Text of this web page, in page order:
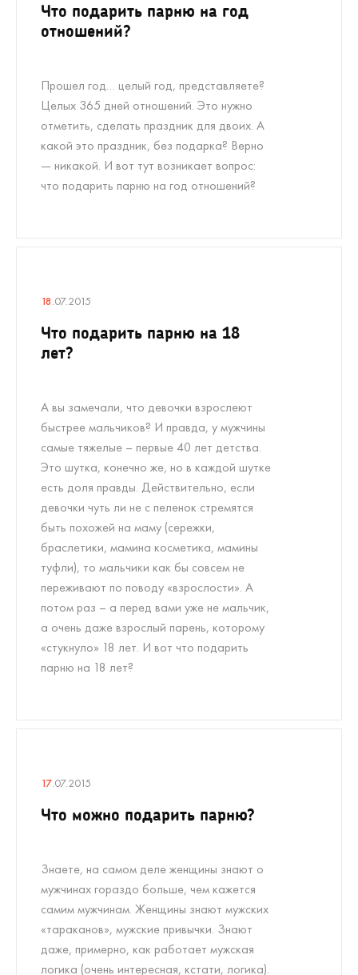
Что подарить парню на год
отношений?
Прошел год… целый год, представляете?
Целых 365 дней отношений. Это нужно
отметить, сделать праздник для двоих. А
какой это праздник, без подарка? Верно
— никакой. И вот тут возникает вопрос:
что подарить парню на год отношений?
18.07.2015
Что подарить парню на 18
лет?
А вы замечали, что девочки взрослеют
быстрее мальчиков? И правда, у мужчины
самые тяжелые – первые 40 лет детства.
Это шутка, конечно же, но в каждой шутке
есть доля правды. Действительно, если
девочки чуть ли не с пеленок стремятся
быть похожей на маму (сережки,
браслетики, мамина косметика, мамины
туфли), то мальчики как бы совсем не
переживают по поводу «взрослости». А
потом раз – а перед вами уже не мальчик,
а очень даже взрослый парень, которому
«стукнуло» 18 лет. И вот что подарить
парню на 18 лет?
17.07.2015
Что можно подарить парню?
Знаете, на самом деле женщины знают о
мужчинах гораздо больше, чем кажется
самим мужчинам. Женщины знают мужских
«тараканов», мужские привычки. Знают
даже, примерно, как работает мужская
логика (очень интересная, кстати, логика).